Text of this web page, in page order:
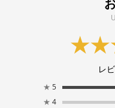
レ
★ 5
★ 4